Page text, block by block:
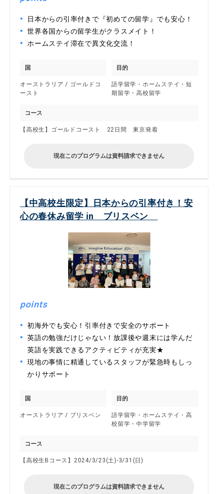
日本からの引率付きで『初めての留学』でも安心！
世界各国からの留学生がクラスメイト！
ホームステイ滞在で異文化交流！
国
オーストラリア / ゴールドコ
ースト
目的
語学留学・ホームステイ・短
期留学・高校留学
コース
【高校生】ゴールドコースト 22日間 東京発着
現在このプログラムは資料請求できません
【中高校生限定】日本からの引率付き！安
心の春休み留学 in ブリスベン
points
初海外でも安心！引率付きで安全のサポート
英語の勉強だけじゃない！放課後や週末には学んだ
英語を実践できるアクティビティが充実★
現地の事情に精通しているスタッフが緊急時もしっ
かりサポート
国
オーストラリア / ブリスベン
目的
語学留学・ホームステイ・高
校留学・中学留学
コース
【高校生Bコース】2024/3/23(土)-3/31(日)
現在このプログラムは資料請求できません